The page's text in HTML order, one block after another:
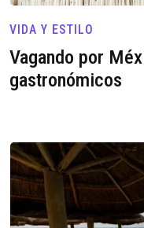
VIDA Y ESTILO
Vagando por
gastronómicos